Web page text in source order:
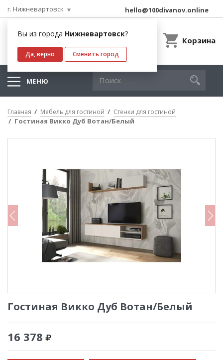
г. Нижневартовск
Вы из города Нижневартовск?
Да, верно Сменить город
hello@100divanov.online
Корзина
МЕНЮ
Главная Мебель для гостиной Стенки для гостиной
Гостиная Викко Дуб Вотан/Белый
Гостиная Викко Дуб Вотан/Белый
16 378